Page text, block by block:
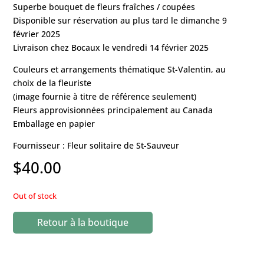
Superbe bouquet de fleurs fraîches / coupées
Disponible sur réservation au plus tard le dimanche 9
février 2025
Livraison chez Bocaux le vendredi 14 février 2025
Couleurs et arrangements thématique St-Valentin, au
choix de la fleuriste
(image fournie à titre de référence seulement)
Fleurs approvisionnées principalement au Canada
Emballage en papier
Fournisseur : Fleur solitaire de St-Sauveur
$40.00
Out of stock
Retour à la boutique